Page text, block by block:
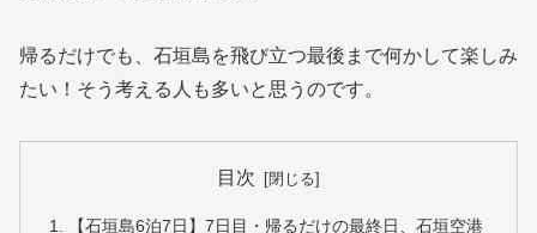
帰るだけでも、石垣島を飛び立つ最後まで何かして楽しみ
たい！そう考える人も多いと思うのです。
目次
【石垣島6泊7日】7日目・帰るだけの最終日、石垣空港